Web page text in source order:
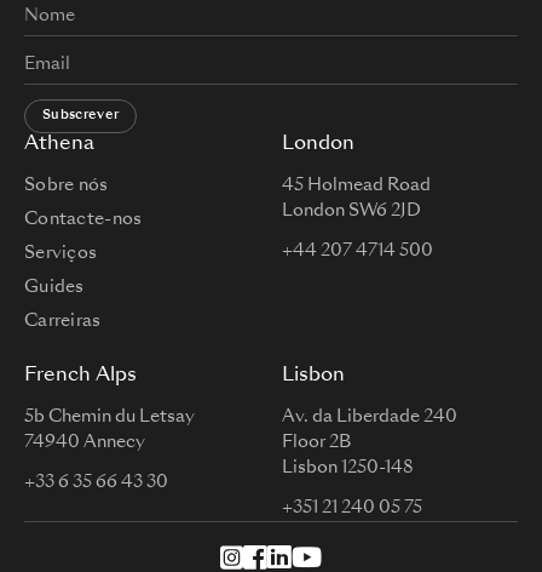
Athena
Sobre nós
Contacte-nos
Serviços
Guides
Carreiras
London
45 Holmead Road
London SW6 2JD
+44 207 4714 500
French Alps
5b Chemin du Letsay
74940 Annecy
+33 6 35 66 43 30
Lisbon
Av. da Liberdade 240
Floor 2B
Lisbon 1250-148
+351 21 240 05 75
Subscrever